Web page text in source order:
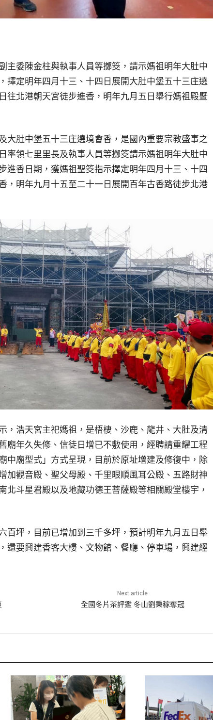
主委陳金柱與執事人員等擲筊，請示媽祖明年大肚中
擇定明年四月十三、十四日展開大肚中堡五十三庄遶
往北港朝天宮徒步進香，明年九月五日舉行媽祖殿暨
大肚中堡五十三庄遶境會香，是國內重要宗教盛事之
率領七里里長及執事人員等擲筊請示媽祖明年大肚中
進香日期，獲媽祖聖筊指示擇定明年四月十三、十四
，明年九月十五至二十一日展開百年古香路徒步北港
，浩天宮主祀媽祖，是梧棲、沙鹿、龍井、大肚及清
廟年久失修、信徒日增已不敷使用，經聘請重耀工程
中廟型式」方式呈現，目前於原址增建及修復中，除
加觀音殿、聖父母殿、千里眼順風耳公殿、五路財神
北斗星君殿以及地藏功德王菩薩殿等相關殿堂樓宇，
百坪，目前已增加到三千多坪，預計明年九月五日舉
還要興建香客大樓、文物館、餐廳、停車場，興建經
Next article
全國冬片茶評鑑 冬山劉秉稼奪冠